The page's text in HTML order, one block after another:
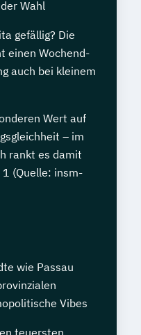
English:
Englisch
Wahl
gefällig? Die
einen Wochend-
auch bei kleinem
Wert auf
– im
rankt es damit
(Quelle: insm-
wie Passau
Vibes
teuersten